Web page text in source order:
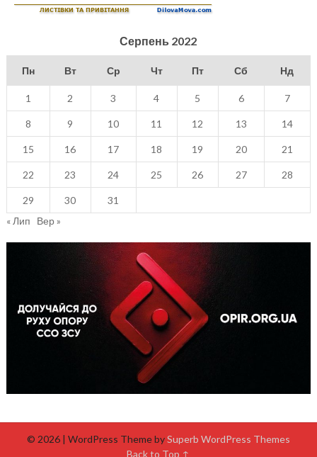
Серпень 2022
Пн Вт Ср Чт Пт Сб Нд
1 2 3 4 5 6 7
8 9 10 11 12 13 14
15 16 17 18 19 20 21
22 23 24 25 26 27 28
29 30
31
« Лип
Вер »
© 2026 | WordPress Theme bySuperb WordPress Themes
Back to Top ↑